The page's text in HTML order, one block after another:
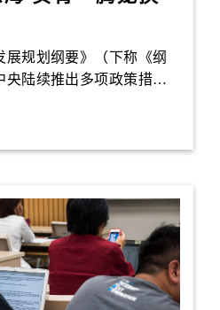
展规划纲要》（下称《纲
央陆续推出多项政策措施
展。基础设施互联互通更